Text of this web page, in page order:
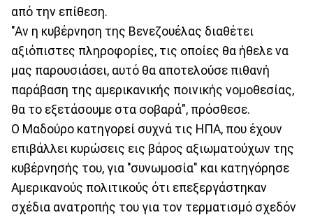
από την επίθεση.
"Αν η κυβέρνηση της Βενεζουέλας διαθέτει
αξιόπιστες πληροφορίες, τις οποίες θα ήθελε να
μας παρουσιάσει, αυτό θα αποτελούσε πιθανή
παράβαση της αμερικανικής ποινικής νομοθεσίας,
θα το εξετάσουμε στα σοβαρά", πρόσθεσε.
Ο Μαδούρο κατηγορεί συχνά τις ΗΠΑ, που έχουν
επιβάλλει κυρώσεις εις βάρος αξιωματούχων της
κυβέρνησής του, για "συνωμοσία" και κατηγόρησε
Αμερικανούς πολιτικούς ότι επεξεργάστηκαν
σχέδια ανατροπής του για τον τερματισμό σχεδόν